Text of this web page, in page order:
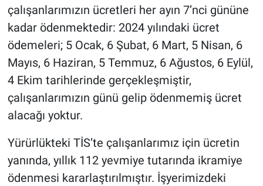
çalışanlarımızın ücretleri her ayın 7’nci gününe
kadar ödenmektedir: 2024 yılındaki ücret
ödemeleri; 5 Ocak, 6 Şubat, 6 Mart, 5 Nisan, 6
Mayıs, 6 Haziran, 5 Temmuz, 6 Ağustos, 6 Eylül,
4 Ekim tarihlerinde gerçekleşmiştir,
çalışanlarımızın günü gelip ödenmemiş ücret
alacağı yoktur.
Yürürlükteki TİS’te çalışanlarımız için ücretin
yanında, yıllık 112 yevmiye tutarında ikramiye
ödenmesi kararlaştırılmıştır. İşyerimizdeki